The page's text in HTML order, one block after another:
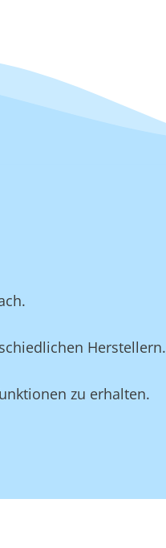
Herstellern.
zu erhalten.